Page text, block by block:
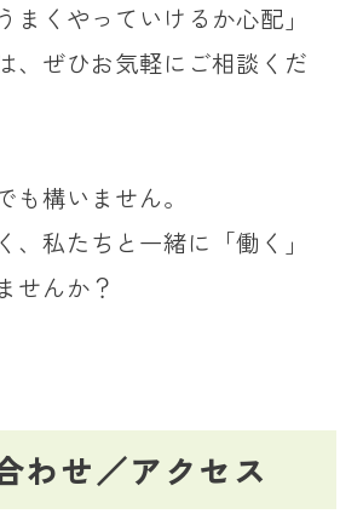
まくやっていけるか心配」
、ぜひお気軽にご相談くだ
も構いません。
、私たちと一緒に「働く」
せんか？
わせ／アクセス